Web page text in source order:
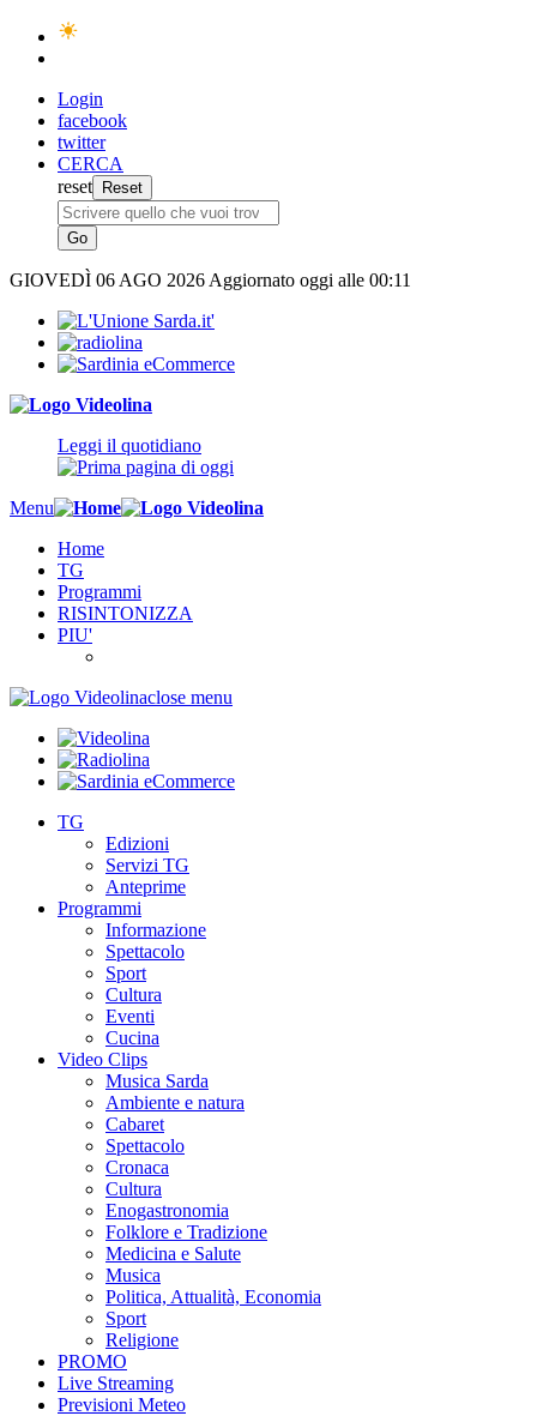
Login
facebook
twitter
CERCA
reset
GIOVEDÌ 06 AGO 2026 Aggiornato oggi alle 00:11
Leggi il quotidiano
Menu
Home
TG
Programmi
RISINTONIZZA
PIU'
close menu
TG
Edizioni
Servizi TG
Anteprime
Programmi
Informazione
Spettacolo
Sport
Cultura
Eventi
Cucina
Video Clips
Musica Sarda
Ambiente e natura
Cabaret
Spettacolo
Cronaca
Cultura
Enogastronomia
Folklore e Tradizione
Medicina e Salute
Musica
Politica, Attualità, Economia
Sport
Religione
PROMO
Live Streaming
Previsioni Meteo